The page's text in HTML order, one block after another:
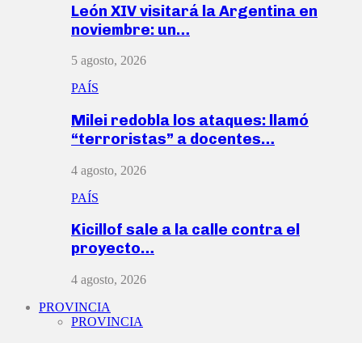
León XIV visitará la Argentina en
noviembre: un…
5 agosto, 2026
PAÍS
Milei redobla los ataques: llamó
“terroristas” a docentes…
4 agosto, 2026
PAÍS
Kicillof sale a la calle contra el
proyecto…
4 agosto, 2026
PROVINCIA
PROVINCIA